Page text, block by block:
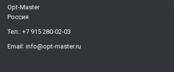
Opt-Master
Россия
Тел.: +7 915 280-02-03
Email: info@opt-master.ru